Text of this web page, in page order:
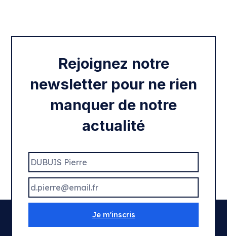
Rejoignez notre
newsletter pour ne rien
manquer de notre
actualité
Je m'inscris